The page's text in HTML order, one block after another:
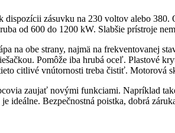
dispozícii zásuvku na 230 voltov alebo
od 600 do 1200 kW. Slabšie prístroje
na obe strany, najmä na frekventovanej
Pomôže iba hrubá oceľ. Plastové
citlivé vnútornosti treba čistiť. Motorová
zaujať novými funkciami. Napríklad
ideálne. Bezpečnostná poistka, dobrá